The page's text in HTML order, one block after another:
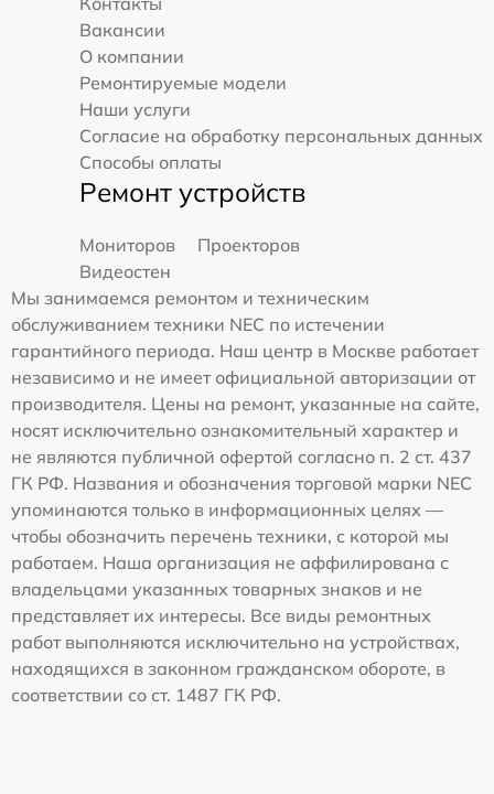
Вакансии
О компании
Ремонтируемые модели
Наши услуги
Согласие на обработку персональных данных
Способы оплаты
Ремонт устройств
Мониторов
Проекторов
Видеостен
Мы занимаемся ремонтом и техническим
обслуживанием техники NEC по истечении
гарантийного периода. Наш центр в Москве работает
независимо и не имеет официальной авторизации от
производителя. Цены на ремонт, указанные на сайте,
носят исключительно ознакомительный характер и
не являются публичной офертой согласно п. 2 ст. 437
ГК РФ. Названия и обозначения торговой марки NEC
упоминаются только в информационных целях —
чтобы обозначить перечень техники, с которой мы
работаем. Наша организация не аффилирована с
владельцами указанных товарных знаков и не
представляет их интересы. Все виды ремонтных
работ выполняются исключительно на устройствах,
находящихся в законном гражданском обороте, в
соответствии со ст. 1487 ГК РФ.